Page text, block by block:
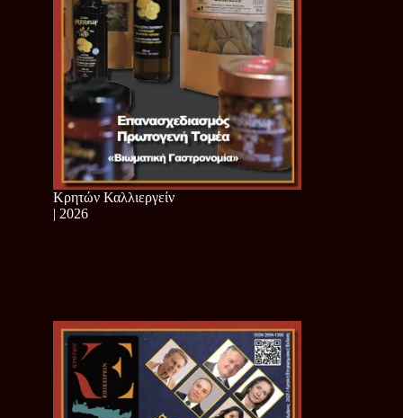
Κρητών Καλλιεργείν
| 2026